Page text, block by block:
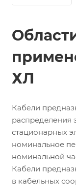
ХЛ
Кабели
распределения
стационарных
номинальное
номинальной
Кабели
в кабельных